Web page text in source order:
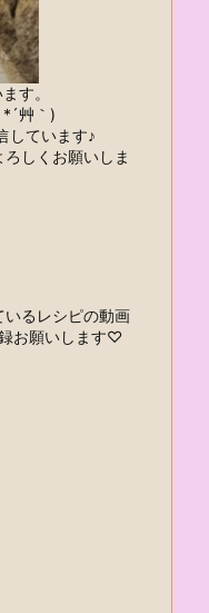
す。
艸｀)
しています♪
しくお願いしま
いるレシピの動画
お願いします♡